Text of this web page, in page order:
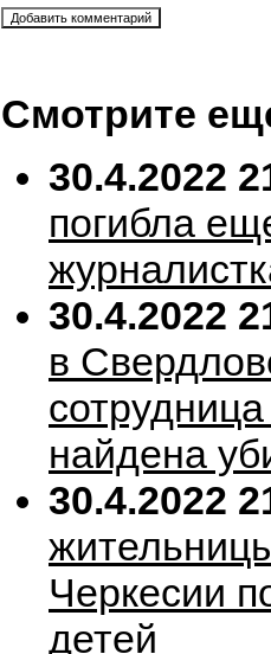
Смотрите
30.4.2022
погибла
30.4.2022
в
найдена
30.4.2022
Черкесии
детей